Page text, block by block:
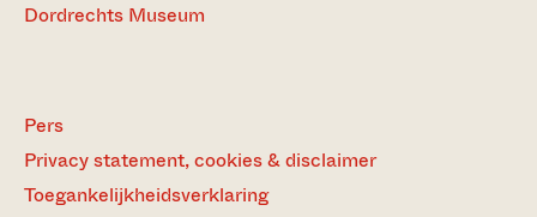
Dordrechts Museum
Pers
Privacy statement, cookies & disclaimer
Toegankelijkheidsverklaring